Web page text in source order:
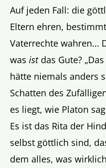
Auf jeden Fall: die
Eltern ehren,
Vaterrechte wahren…
was istdas Gute?
hätte niemals anders
Schatten des
es liegt, wie Platon
Es ist das Rita der
selbst göttlich sind,
dem alles, was